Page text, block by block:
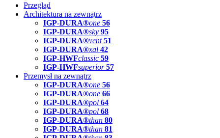
Przegląd
Architektura na zewnątrz
IGP-DURA®one 56
IGP-DURA®sky 95
IGP-DURA®vent 51
IGP-DURA®xal 42
IGP-HWFclassic 59
IGP-HWFsuperior 57
Przemysł na zewnątrz
IGP-DURA®one 56
IGP-DURA®one 66
IGP-DURA®pol 64
IGP-DURA®pol 68
IGP-DURA®than 80
IGP-DURA®than 81